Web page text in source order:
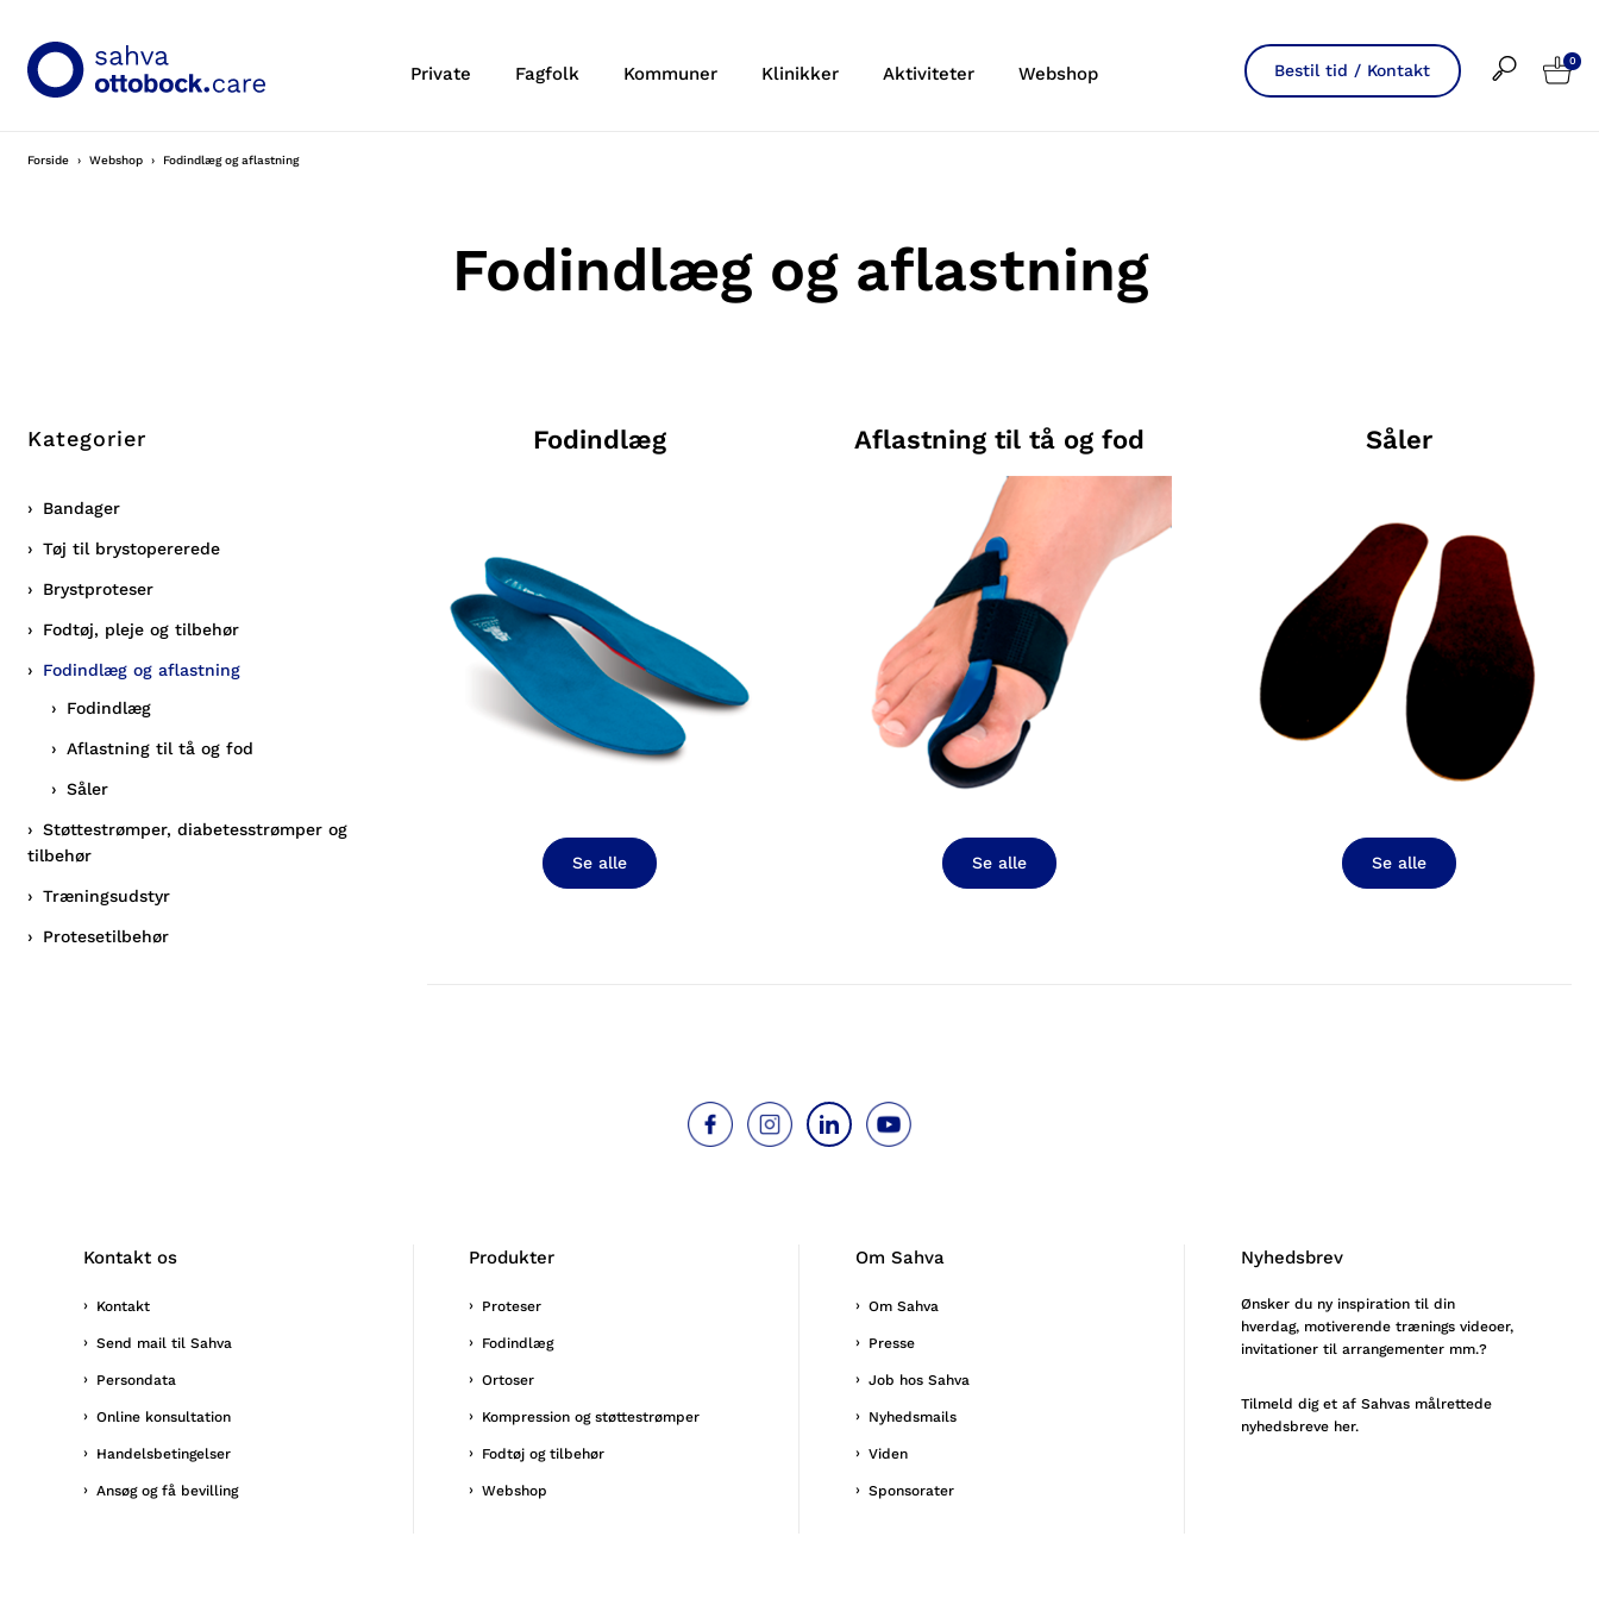
Private Fagfolk Kommuner Klinikker Aktiviteter Webshop Bestil tid / Kontakt 0
Forside Webshop Fodindlæg og aflastning
Fodindlæg og aflastning
Fodindlæg
Se alle
Aflastning til tå og fod
Se alle
Såler
Se alle
Kategorier
Bandager
Tøj til brystopererede
Brystproteser
Fodtøj, pleje og tilbehør
Fodindlæg og aflastning
Fodindlæg
Aflastning til tå og fod
Såler
Støttestrømper, diabetesstrømper og
tilbehør
Træningsudstyr
Protesetilbehør
Kontakt os
Kontakt
Send mail til Sahva
Persondata
Online konsultation
Handelsbetingelser
Ansøg og få bevilling
Produkter
Proteser
Fodindlæg
Ortoser
Kompression og støttestrømper
Fodtøj og tilbehør
Webshop
Om Sahva
Om Sahva
Presse
Job hos Sahva
Nyhedsmails
Viden
Sponsorater
Nyhedsbrev
Ønsker du ny inspiration til din
hverdag, motiverende trænings videoer,
invitationer til arrangementer mm.?
Tilmeld dig et af Sahvas målrettede
nyhedsbreve her.